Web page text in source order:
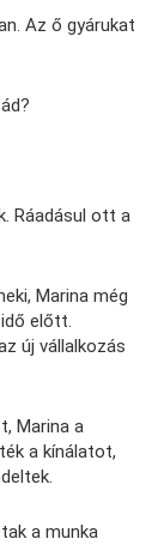
Az ő gyárukat
Ráadásul ott a
Marina még
előtt.
új vállalkozás
Marina a
a kínálatot,
a munka